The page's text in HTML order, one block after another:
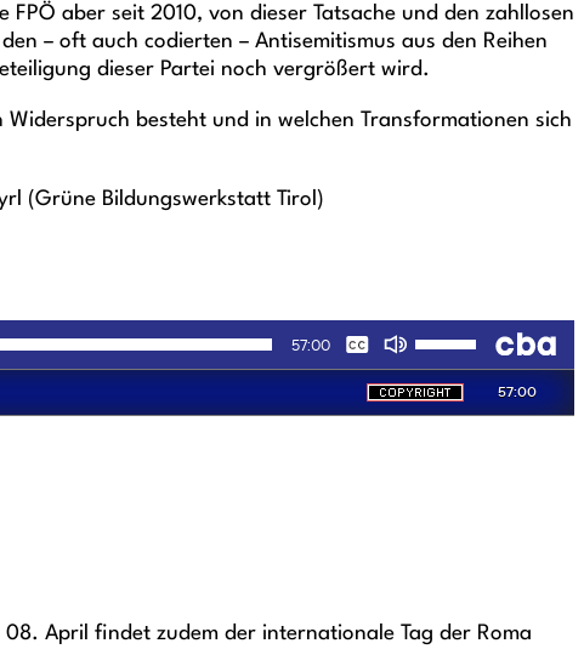
aber seit 2010, von dieser Tatsache und den zahllosen
– oft auch codierten – Antisemitismus aus den Reihen
dieser Partei noch vergrößert wird.
besteht und in welchen Transformationen sich
(Grüne Bildungswerkstatt Tirol)
April findet zudem der internationale Tag der Roma